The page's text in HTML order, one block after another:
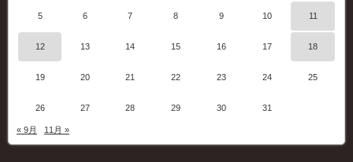
5 6 7 8 9 10 11
12 13 14 15 16 17 18
19 20 21 22 23 24 25
26 27 28 29 30 31
« 9月 11月 »